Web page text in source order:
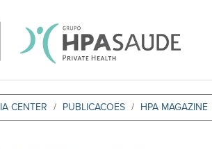
CENTER PUBLICACOES HPA MAGAZINE